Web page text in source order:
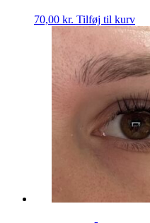
70,00 kr. Tilføj til kurv